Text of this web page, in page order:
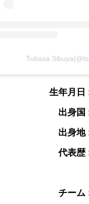
Tubasa
生年月日
出身国
出身地
代表歴
チーム